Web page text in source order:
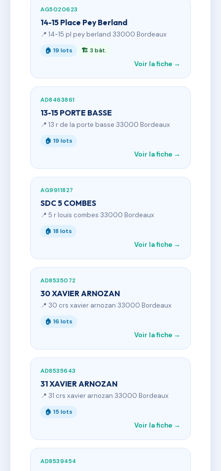
AG5020623
14-15 Place Pey Berland
📍 14-15 pl pey berland 33000 Bordeaux
🏠 19 lots 🏗 3 bât.
Voir la fiche →
AD8463861
13-15 PORTE BASSE
📍 13 r de la porte basse 33000 Bordeaux
🏠 19 lots
Voir la fiche →
AG9911827
SDC 5 COMBES
📍 5 r louis combes 33000 Bordeaux
🏠 18 lots
Voir la fiche →
AD8535072
30 XAVIER ARNOZAN
📍 30 crs xavier arnozan 33000 Bordeaux
🏠 16 lots
Voir la fiche →
AD8535643
31 XAVIER ARNOZAN
📍 31 crs xavier arnozan 33000 Bordeaux
🏠 15 lots
Voir la fiche →
AD8539454